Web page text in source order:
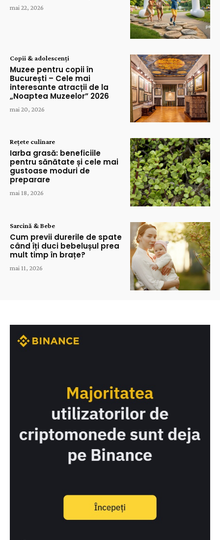
mai 22, 2026
Copii & adolescenți
Muzee pentru copii în
București – Cele mai
interesante atracții de la
„Noaptea Muzeelor” 2026
mai 20, 2026
Rețete culinare
Iarba grasă: beneficiile
pentru sănătate și cele mai
gustoase moduri de
preparare
mai 18, 2026
Sarcină & Bebe
Cum previi durerile de spate
când îți duci bebelușul prea
mult timp în brațe?
mai 11, 2026